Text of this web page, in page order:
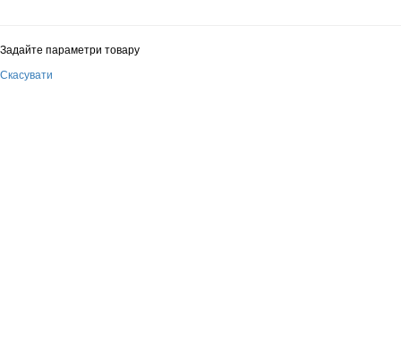
Задайте параметри товару
Скасувати